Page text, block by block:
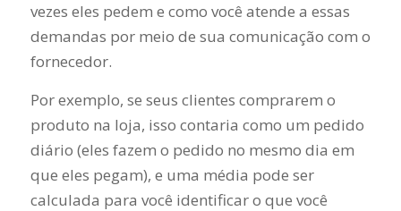
vezes eles pedem e como você atende a essas
demandas por meio de sua comunicação com o
fornecedor.
Por exemplo, se seus clientes comprarem o
produto na loja, isso contaria como um pedido
diário (eles fazem o pedido no mesmo dia em
que eles pegam), e uma média pode ser
calculada para você identificar o que você